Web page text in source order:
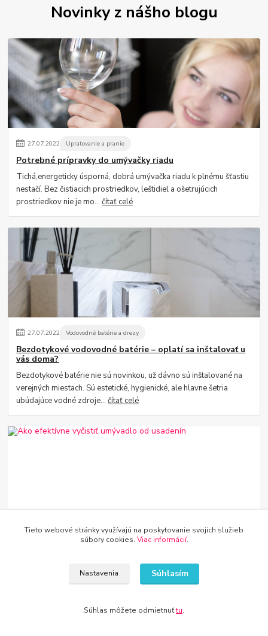
Novinky z nášho blogu
27.07.2022 Upratovanie a pranie
Potrebné prípravky do umývačky riadu
Tichá,energeticky úsporná, dobrá umývačka riadu k plnému šťastiu
nestačí. Bez čistiacich prostriedkov, leštidiel a ošetrujúcich
prostriedkov nie je mo...čítať celé
27.07.2022 Vodovodné batérie a drezy
Bezdotykové vodovodné batérie – oplatí sa inštalovať u
vás doma?
Bezdotykové batérie nie sú novinkou, už dávno sú inštalované na
verejných miestach. Sú estetické, hygienické, ale hlavne šetria
ubúdajúce vodné zdroje...čítať celé
27.07 .2022 Vodovodné batérie a drezy
Udržiavaný, čistý drez poteší oko krásnou žiarou a je skutočnou
ozdobou kuchyne. Udržiavať ho v dobrom stave nie je zložité,
Tieto webové stránky využívajú na poskytovanie svojich služieb
súbory cookies. Viac informácií.
Nastavenia Súhlasím
Súhlas môžete odmietnuťtu.